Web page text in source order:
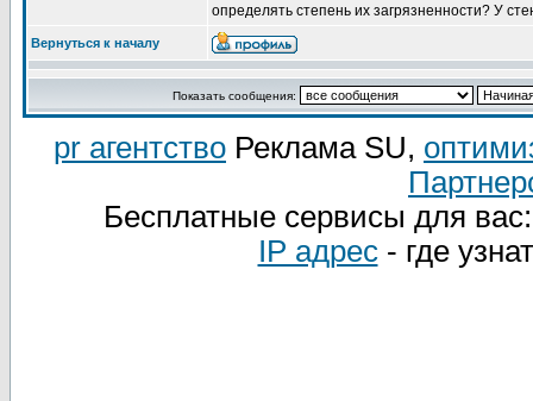
определять степень их загрязненности? У
Вернуться к началу
Показать сообщения:
pr агентство Реклама SU,
Бесплатные сервисы для
IP адрес- где